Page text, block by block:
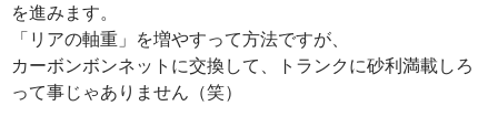
を進みます。
「リアの軸重」を増やすって方法ですが、
カーボンボンネットに交換して、トランクに砂利満載しろ
って事じゃありません（笑）